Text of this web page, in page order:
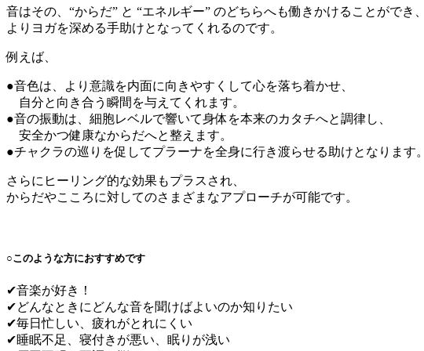
音はその、“からだ” と “エネルギー” のどちらへも働きかけることができ、
よりヨガを深める手助けとなってくれるのです。
例えば、
●音色は、より意識を内面に向きやすくして心を落ち着かせ、
自分と向き合う瞬間を与えてくれます。
●音の振動は、細胞レベルで響いて身体を本来のカタチへと調律し、
安全かつ健康なからだへと整えます。
●チャクラの巡りを促してプラーナを全身に行き渡らせる助けとなります。
さらにヒーリング的な効果もプラスされ、
からだやこころに対してのさまざまなアプローチが可能です。
○このような方におすすめです
✔︎音楽が好き！
✔︎どんなときにどんな音を聞けばよいのか知りたい
✔︎毎日忙しい、疲れがとれにくい
✔︎睡眠不足、寝付きが悪い、眠りが浅い